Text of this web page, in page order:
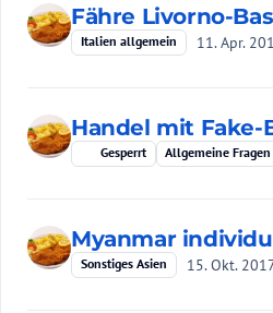
Fähre Livorno-
Italien allgemein 11. Apr.
Handel mit
Gesperrt Allgemeine Fragen
Myanmar
Sonstiges Asien 15. Okt.